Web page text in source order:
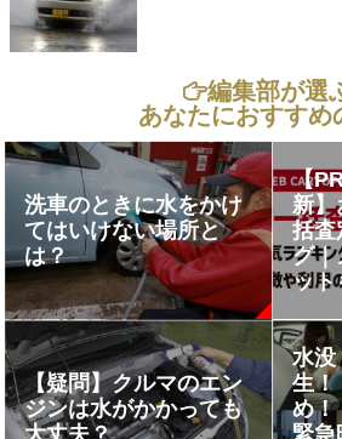
編集部が選
あなたにおすすめ
洗車のときに水をかけ
てはいけない場所と
は？
【
新】
括査
グ｜
ット
【疑問】クルマのエン
ジンは水がかかっても
水
生
め